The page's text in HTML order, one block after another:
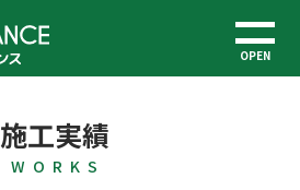
OPEN
施工実績
W O R K S